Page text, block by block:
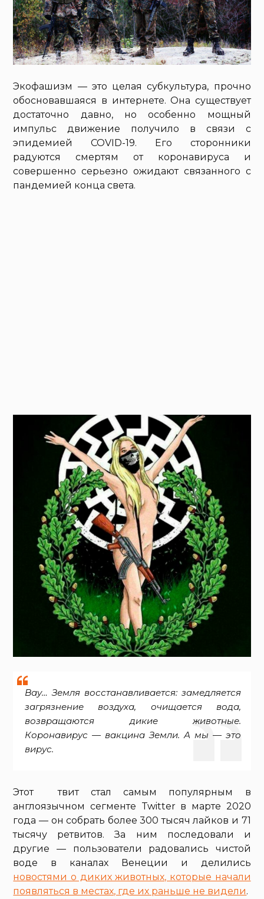
Экофашизм — это целая субкультура, прочно
обосновавшаяся в интернете. Она существует
достаточно давно, но особенно мощный
импульс движение получило в связи с
эпидемией COVID-19. Его сторонники
радуются смертям от коронавируса и
совершенно серьезно ожидают связанного с
пандемией конца света.
Вау… Земля восстанавливается: замедляется
загрязнение воздуха, очищается вода,
возвращаются дикие животные.
Коронавирус — вакцина Земли. А мы — это
вирус.
Этот твит стал самым популярным в
англоязычном сегменте Twitter в марте 2020
года — он собрать более 300 тысяч лайков и 71
тысячу ретвитов. За ним последовали и
другие — пользователи радовались чистой
воде в каналах Венеции и делились
новостями о диких животных, которые начали
появляться в местах, где их раньше не видели.